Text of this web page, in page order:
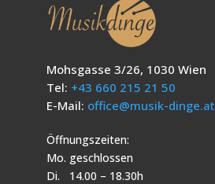
Mohsgasse 3/26, 1030 Wien
Tel: +43 660 215 21 50
E-Mail: office@musik-dinge.at
Öffnungszeiten:
Mo. geschlossen
Di. 14.00 – 18.30h